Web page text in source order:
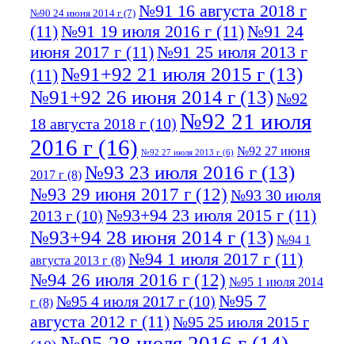
№90 24 июня 2014 г (7) №91 16 августа 2018 г
(11)№91 19 июля 2016 г (11)№91 24
июня 2017 г (11)№91 25 июля 2013 г
(11)№91+92 21 июля 2015 г (13)
№91+92 26 июня 2014 г (13)№92
18 августа 2018 г (10) №92 21 июля
2016 г (16) №92 27 июля 2013 г (6) №92 27 июня
2017 г (8) №93 23 июля 2016 г (13)
№93 29 июня 2017 г (12) №93 30 июля
2013 г (10) №93+94 23 июля 2015 г (11)
№93+94 28 июня 2014 г (13) №94 1
августа 2013 г (8) №94 1 июля 2017 г (11)
№94 26 июля 2016 г (12) №95 1 июля 2014
г (8) №95 4 июля 2017 г (10) №95 7
августа 2012 г (11)№95 25 июля 2015 г